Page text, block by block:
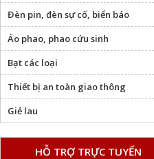
Đèn pin, đèn sự cố, biển báo
Áo phao, phao cứu sinh
Bạt các loại
Thiết bị an toàn giao thông
Giẻ lau
HỖ TRỢ TRỰC TUYẾN